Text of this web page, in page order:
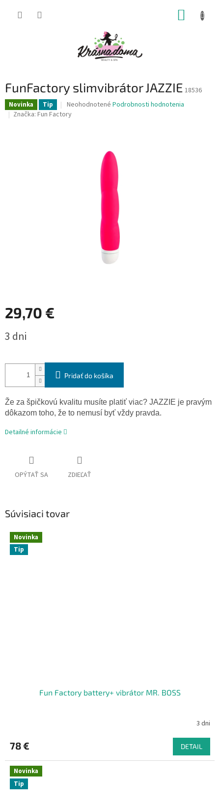
FunFactory slimvibrátor JAZZIE 18536
Novinka Tip
Priemerné
hodnotenie
hviezdičiek.
Neohodnotené Podrobnosti hodnotenia
Značka: Fun Factory
29,70 €
cena:
3 dni
Pridať do košíka
Že za špičkovú kvalitu musíte platiť viac? JAZZIE je pravým
dôkazom toho, že to nemusí byť vždy pravda.
Detailné informácie
OPÝTAŤ SA ZDIEĽAŤ
Súvisiaci tovar
Novinka
Tip
Fun Factory battery+ vibrátor MR. BOSS
3 dni
78 € DETAIL
Novinka
Tip